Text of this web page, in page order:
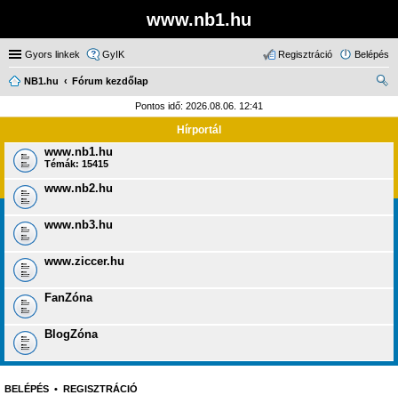
www.nb1.hu
Gyors linkek GyIK Belépés
Regisztráció
NB1.hu
Fórum kezdőlap
s
Pontos idő: 2026.08.06. 12:41
Hírportál
www.nb1.hu
Témák: 15415
www.nb2.hu
www.nb3.hu
www.ziccer.hu
FanZóna
BlogZóna
BELÉPÉS • REGISZTRÁCIÓ